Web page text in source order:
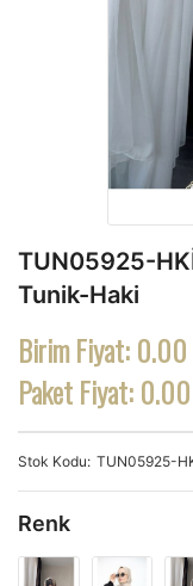
TUN05925-
Tunik-Haki
Birim Fiyat:0.00
Paket Fiyat:
Stok Kodu TUN05925-
Renk